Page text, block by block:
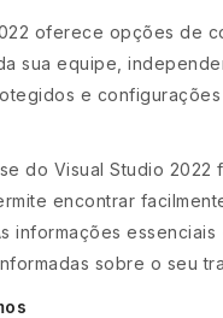
oferece opções de
sua equipe,
e
do Visual Studio
encontrar
informações
sobre o seu